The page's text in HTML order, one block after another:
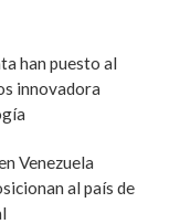
han puesto al
innovadora
Venezuela
al país de